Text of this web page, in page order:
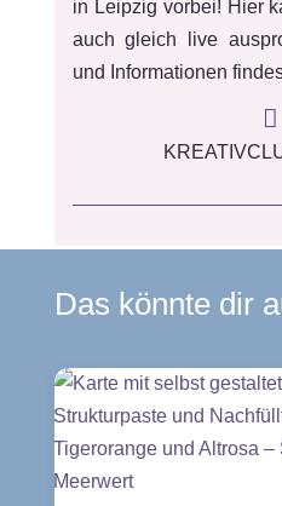
in Leipzig vorbei! Hier
auch gleich live
und Informationen

Das könnte dir